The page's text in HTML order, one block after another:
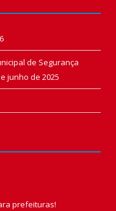
de Segurança
junho de 2025
prefeituras!